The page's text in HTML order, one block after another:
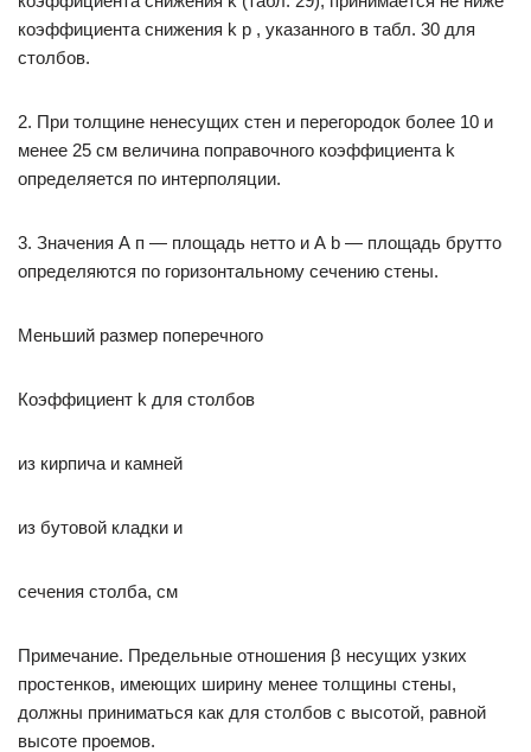
коэффициента снижения k p , указанного в табл. 30 для
столбов.
2. При толщине ненесущих стен и перегородок более 10 и
менее 25 см величина поправочного коэффициента k
определяется по интерполяции.
3. Значения А п — площадь нетто и А b — площадь брутто
определяются по горизонтальному сечению стены.
Меньший размер поперечного
Коэффициент k для столбов
из кирпича и камней
из бутовой кладки и
сечения столба, см
Примечание. Предельные отношения β несущих узких
простенков, имеющих ширину менее толщины стены,
должны приниматься как для столбов с высотой, равной
высоте проемов.